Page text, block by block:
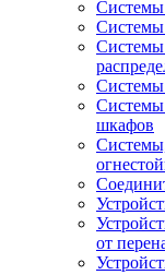
Системы
Системы
Системы
Системы
шкафов
от